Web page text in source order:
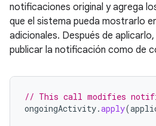
notificaciones original y agrega
que el sistema pueda mostrarlo
adicionales. Después de
publicar la notificación como de
// This call modifies
ongoingActivity.apply(